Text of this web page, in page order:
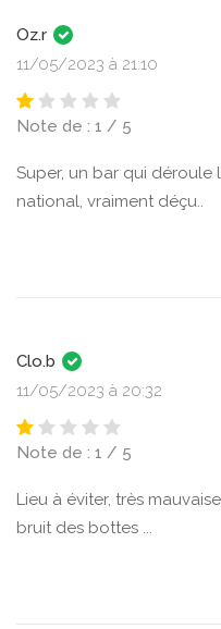
Oz.r
11/05/2023 à 21:10
Note de : 1 / 5
Super, un bar qui déroule
national, vraiment déçu..
Clo.b
11/05/2023 à 20:32
Note de : 1 / 5
Lieu à éviter, très
bruit des bottes ...